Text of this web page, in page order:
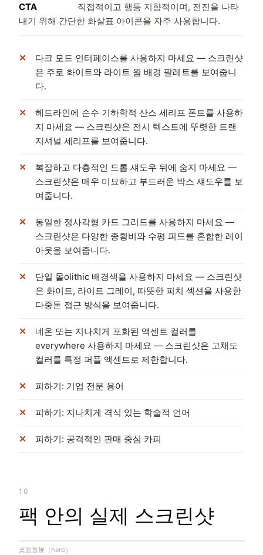
CTA
직접적이고 행동 지향적이며, 전진을 나타
내기 위해 간단한 화살표 아이콘을 자주 사용합니다.
다크 모드 인터페이스를 사용하지 마세요 — 스크린샷
은 주로 화이트와 라이트 웜 배경 팔레트를 보여줍니
다.
헤드라인에 순수 기하학적 산스 세리프 폰트를 사용하
지 마세요 — 스크린샷은 전시 텍스트에 뚜렷한 트랜
지셔널 세리프를 보여줍니다.
복잡하고 다층적인 드롭 섀도우 뒤에 숨지 마세요 —
스크린샷은 매우 미묘하고 부드러운 박스 섀도우를 보
여줍니다.
동일한 정사각형 카드 그리드를 사용하지 마세요 —
스크린샷은 다양한 종횡비와 수평 피드를 혼합한 레이
아웃을 보여줍니다.
단일 몰olithic 배경색을 사용하지 마세요 — 스크린샷
은 화이트, 라이트 그레이, 따뜻한 피치 섹션을 사용한
다중톤 접근 방식을 보여줍니다.
네온 또는 지나치게 포화된 액센트 컬러를
everywhere 사용하지 마세요 — 스크린샷은 고채도
컬러를 특정 퍼플 액센트로 제한합니다.
피하기: 기업 전문 용어
피하기: 지나치게 격식 있는 학술적 언어
피하기: 공격적인 판매 중심 카피
10
팩 안의 실제 스크린샷
桌面首屏（hero）